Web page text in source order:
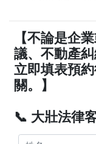
【不論是企
議、不動產
立即填表預
關。】
📞 大壯法律